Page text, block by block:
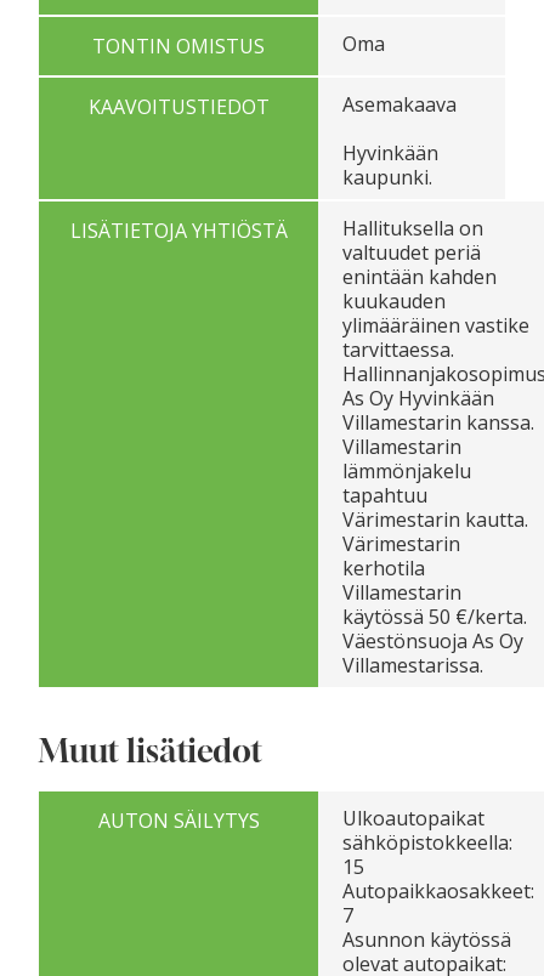
TONTIN OMISTUS Oma
KAAVOITUSTIEDOT
Asemakaava
Hyvinkään
kaupunki.
LISÄTIETOJA YHTIÖSTÄ
Hallituksella on
valtuudet periä
enintään kahden
kuukauden
ylimääräinen vastike
tarvittaessa.
As Oy Hyvinkään
Villamestarin kanssa.
Villamestarin
lämmönjakelu
tapahtuu
Värimestarin kautta.
Värimestarin
kerhotila
Villamestarin
käytössä 50 €/kerta.
Väestönsuoja As Oy
Villamestarissa.
Muut lisätiedot
AUTON SÄILYTYS
Ulkoautopaikat
sähköpistokkeella:
15
Autopaikkaosakkeet:
7
Asunnon käytössä
olevat autopaikat: